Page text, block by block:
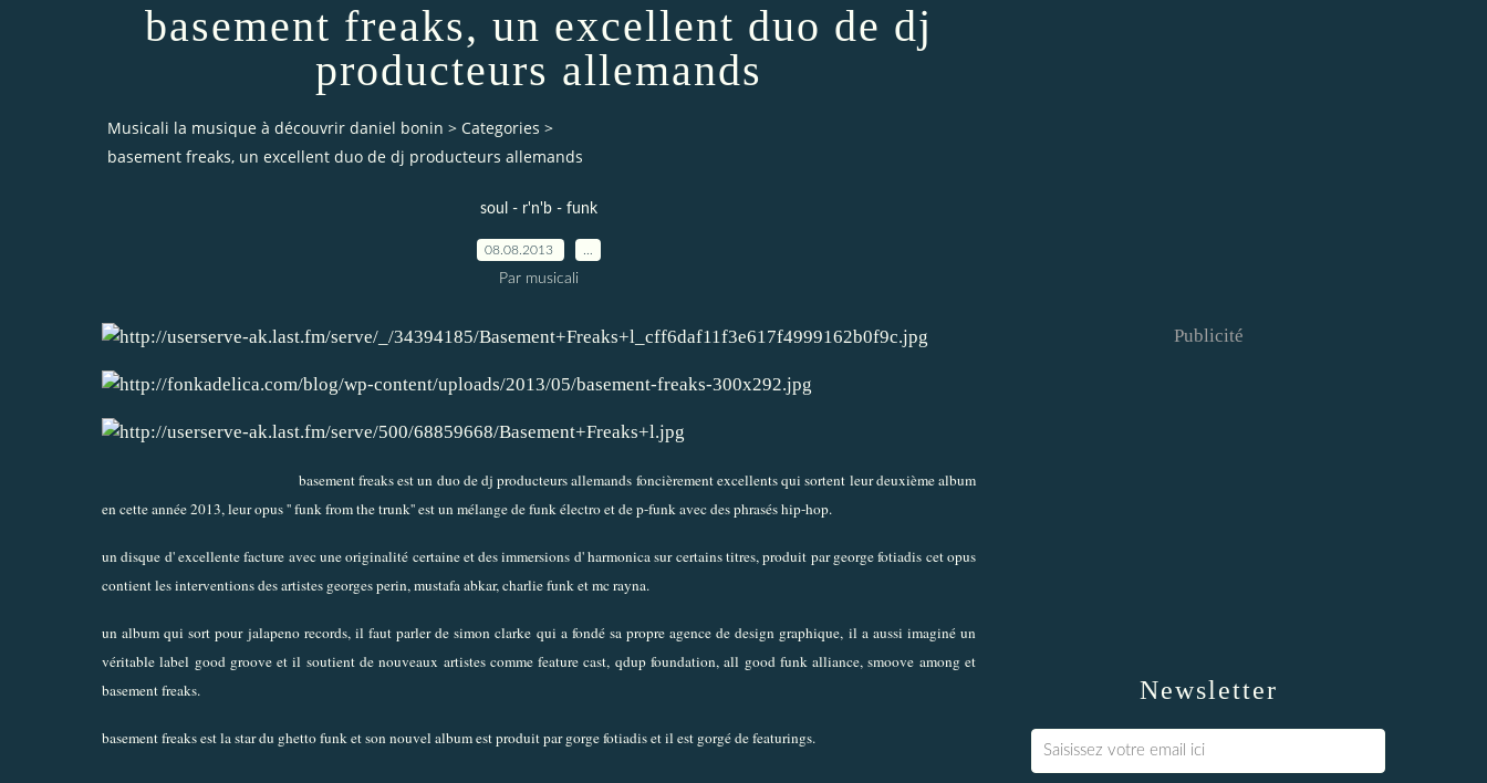
basement freaks, un excellent duo de dj
producteurs allemands
Musicali la musique à découvrir daniel bonin > Categories >
basement freaks, un excellent duo de dj producteurs allemands
soul - r'n'b - funk
08.08.2013
Par musicali
basement freaks est un duo de dj producteurs allemands foncièrement excellents qui sortent leur deuxième album
en cette année 2013, leur opus '' funk from the trunk'' est un mélange de funk électro et de p-funk avec des phrasés hip-hop.
un disque d' excellente facture avec une originalité certaine et des immersions d' harmonica sur certains titres, produit par george fotiadis cet opus
contient les interventions des artistes georges perin, mustafa abkar, charlie funk et mc rayna.
un album qui sort pour jalapeno records, il faut parler de simon clarke qui a fondé sa propre agence de design graphique, il a aussi imaginé un
véritable label good groove et il soutient de nouveaux artistes comme feature cast, qdup foundation, all good funk alliance, smoove among et
basement freaks.
basement freaks est la star du ghetto funk et son nouvel album est produit par gorge fotiadis et il est gorgé de featurings.
Newsletter
Publicité